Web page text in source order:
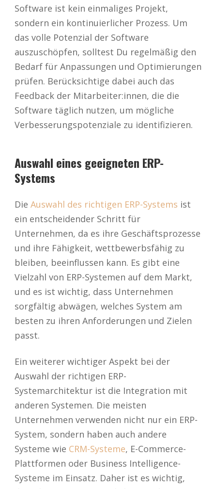
Software ist kein einmaliges Projekt,
sondern ein kontinuierlicher Prozess. Um
das volle Potenzial der Software
auszuschöpfen, solltest Du regelmäßig den
Bedarf für Anpassungen und Optimierungen
prüfen. Berücksichtige dabei auch das
Feedback der Mitarbeiter:innen, die die
Software täglich nutzen, um mögliche
Verbesserungspotenziale zu identifizieren.
Auswahl eines geeigneten ERP-
Systems
Die Auswahl des richtigen ERP-Systems ist
ein entscheidender Schritt für
Unternehmen, da es ihre Geschäftsprozesse
und ihre Fähigkeit, wettbewerbsfähig zu
bleiben, beeinflussen kann. Es gibt eine
Vielzahl von ERP-Systemen auf dem Markt,
und es ist wichtig, dass Unternehmen
sorgfältig abwägen, welches System am
besten zu ihren Anforderungen und Zielen
passt.
Ein weiterer wichtiger Aspekt bei der
Auswahl der richtigen ERP-
Systemarchitektur ist die Integration mit
anderen Systemen. Die meisten
Unternehmen verwenden nicht nur ein ERP-
System, sondern haben auch andere
Systeme wie CRM-Systeme, E-Commerce-
Plattformen oder Business Intelligence-
Systeme im Einsatz. Daher ist es wichtig,